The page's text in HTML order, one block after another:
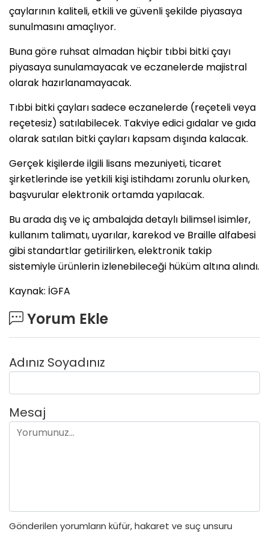
çaylarının kaliteli, etkili ve güvenli şekilde piyasaya
sunulmasını amaçlıyor.
Buna göre ruhsat almadan hiçbir tıbbi bitki çayı
piyasaya sunulamayacak ve eczanelerde majistral
olarak hazırlanamayacak.
Tıbbi bitki çayları sadece eczanelerde (reçeteli veya
reçetesiz) satılabilecek. Takviye edici gıdalar ve gıda
olarak satılan bitki çayları kapsam dışında kalacak.
Gerçek kişilerde ilgili lisans mezuniyeti, ticaret
şirketlerinde ise yetkili kişi istihdamı zorunlu olurken,
başvurular elektronik ortamda yapılacak.
Bu arada dış ve iç ambalajda detaylı bilimsel isimler,
kullanım talimatı, uyarılar, karekod ve Braille alfabesi
gibi standartlar getirilirken, elektronik takip
sistemiyle ürünlerin izlenebileceği hüküm altına alındı.
Kaynak: İGFA
Yorum Ekle
Adınız Soyadınız
Mesaj
Gönderilen yorumların küfür, hakaret ve suç unsuru